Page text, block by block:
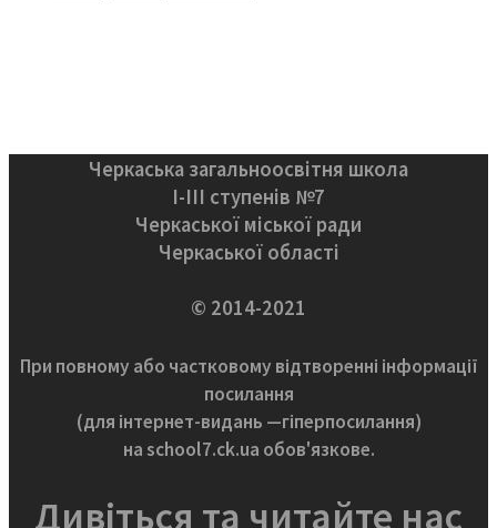
Черкаська загальноосвітня школа
І-ІІІ ступенів №7
Черкаської міської ради
Черкаської області
© 2014-2021
При повному або частковому відтворенні інформації
посилання
(для інтернет-видань —гіперпосилання)
на school7.ck.ua обов'язкове.
Дивіться та читайте нас